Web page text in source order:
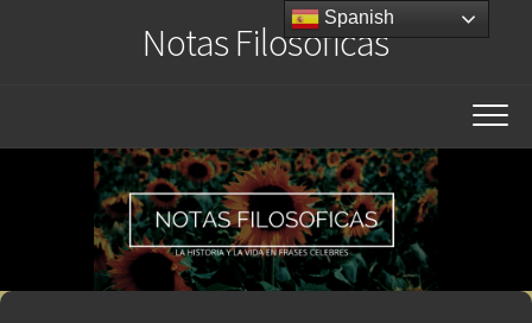
Notas Filosóficas
Spanish